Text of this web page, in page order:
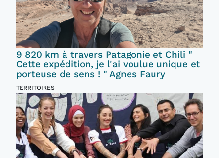
9 820 km à travers Patagonie et Chili "
Cette expédition, je l'ai voulue unique et
porteuse de sens ! " Agnes Faury
TERRITOIRES